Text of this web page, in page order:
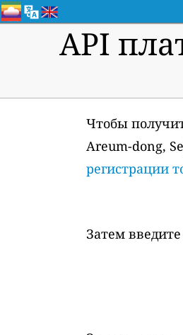
API
Чтобы
Areum-dong,
регистрации
Затем